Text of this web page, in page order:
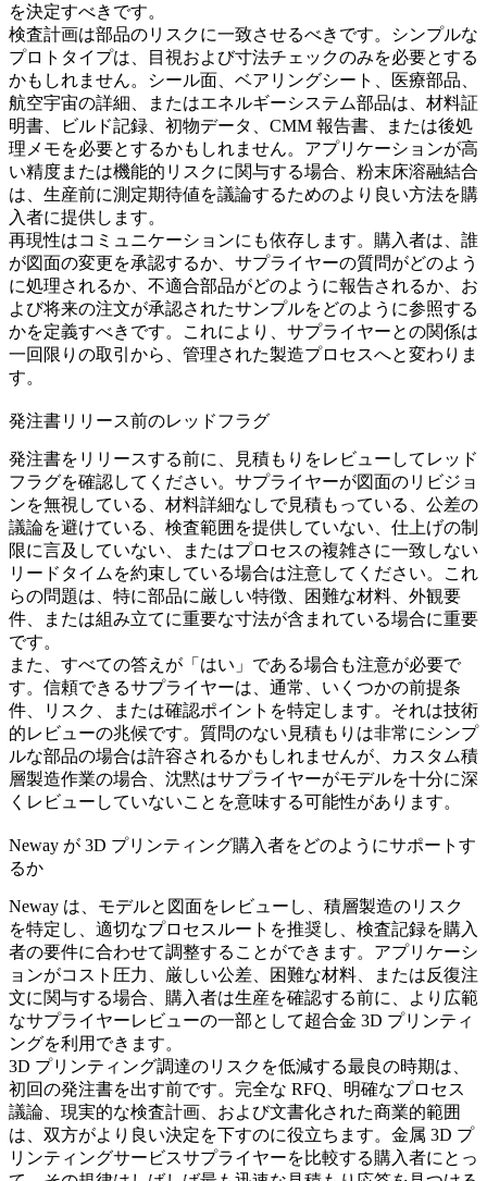
を決定すべきです。
検査計画は部品のリスクに一致させるべきです。シンプルな
プロトタイプは、目視および寸法チェックのみを必要とする
かもしれません。シール面、ベアリングシート、医療部品、
航空宇宙の詳細、またはエネルギーシステム部品は、材料証
明書、ビルド記録、初物データ、CMM 報告書、または後処
理メモを必要とするかもしれません。アプリケーションが高
い精度または機能的リスクに関与する場合、 粉末床溶融結合
は、生産前に測定期待値を議論するためのより良い方法を購
入者に提供します。
再現性はコミュニケーションにも依存します。購入者は、誰
が図面の変更を承認するか、サプライヤーの質問がどのよう
に処理されるか、不適合部品がどのように報告されるか、お
よび将来の注文が承認されたサンプルをどのように参照する
かを定義すべきです。これにより、サプライヤーとの関係は
一回限りの取引から、管理された製造プロセスへと変わりま
す。
発注書リリース前のレッドフラグ
発注書をリリースする前に、見積もりをレビューしてレッド
フラグを確認してください。サプライヤーが図面のリビジョ
ンを無視している、材料詳細なしで見積もっている、公差の
議論を避けている、検査範囲を提供していない、仕上げの制
限に言及していない、またはプロセスの複雑さに一致しない
リードタイムを約束している場合は注意してください。これ
らの問題は、特に部品に厳しい特徴、困難な材料、外観要
件、または組み立てに重要な寸法が含まれている場合に重要
です。
また、すべての答えが「はい」である場合も注意が必要で
す。信頼できるサプライヤーは、通常、いくつかの前提条
件、リスク、または確認ポイントを特定します。それは技術
的レビューの兆候です。質問のない見積もりは非常にシンプ
ルな部品の場合は許容されるかもしれませんが、カスタム積
層製造作業の場合、沈黙はサプライヤーがモデルを十分に深
くレビューしていないことを意味する可能性があります。
Neway が 3D プリンティング購入者をどのようにサポートす
るか
Neway は、モデルと図面をレビューし、積層製造のリスク
を特定し、適切なプロセスルートを推奨し、検査記録を購入
者の要件に合わせて調整することができます。アプリケーシ
ョンがコスト圧力、厳しい公差、困難な材料、または反復注
文に関与する場合、購入者は生産を確認する前に、より広範
なサプライヤーレビューの一部として超合金 3D プリンティ
ングを利用できます。
3D プリンティング調達のリスクを低減する最良の時期は、
初回の発注書を出す前です。完全な RFQ、明確なプロセス
議論、現実的な検査計画、および文書化された商業的範囲
は、双方がより良い決定を下すのに役立ちます。金属 3D プ
リンティングサービスサプライヤーを比較する購入者にとっ